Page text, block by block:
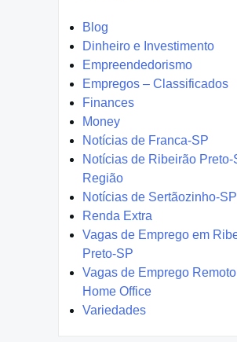
Blog
Dinheiro e Investimento
Empreendedorismo
Empregos – Classificados
Finances
Money
Notícias de Franca-SP
Notícias de Ribeirão Preto-
Região
Notícias de Sertãozinho-SP
Renda Extra
Vagas de Emprego em
Preto-SP
Vagas de Emprego
Home Office
Variedades